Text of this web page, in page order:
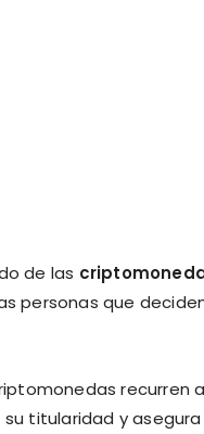
de las
personas que
recurren
titularidad y